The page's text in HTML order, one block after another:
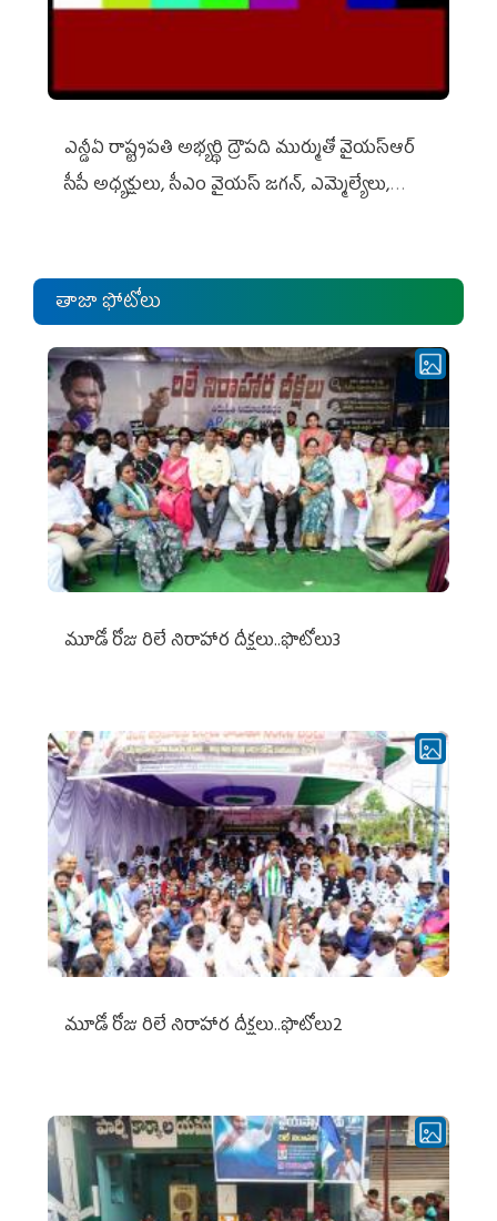
ఎన్డీఏ రాష్ట్ర‌ప‌తి అభ్య‌ర్థి ద్రౌప‌ది ముర్ముతో వైయ‌స్ఆర్
సీపీ అధ్య‌క్షులు, సీఎం వైయ‌స్ జ‌గ‌న్, ఎమ్మెల్యేలు,
తాజా ఫోటోలు
మూడో రోజు రిలే నిరాహార దీక్షలు..ఫొటోలు3
మూడో రోజు రిలే నిరాహార దీక్షలు..ఫొటోలు2